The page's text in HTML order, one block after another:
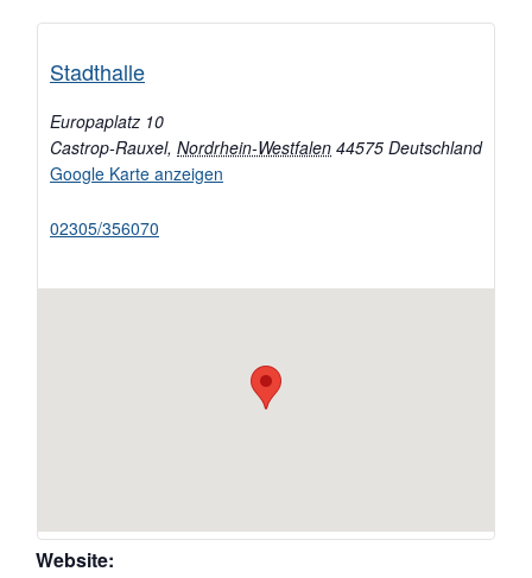
Stadthalle
Europaplatz 10
Castrop-Rauxel, Nordrhein-Westfalen 44575 Deutschland
Google Karte anzeigen
02305/356070
Website: